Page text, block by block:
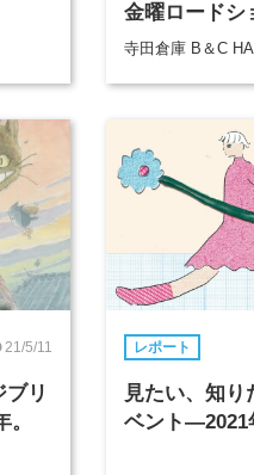
金曜ロードシ
寺田倉庫 B＆C
21/5/11
リ
レポート
見たい、知り
ベント―2021